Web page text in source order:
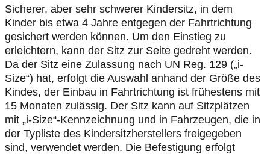
Sicherer, aber sehr schwerer Kindersitz, in dem
Kinder bis etwa 4 Jahre entgegen der Fahrtrichtung
gesichert werden können. Um den Einstieg zu
erleichtern, kann der Sitz zur Seite gedreht werden.
Da der Sitz eine Zulassung nach UN Reg. 129 („i-
Size“) hat, erfolgt die Auswahl anhand der Größe des
Kindes, der Einbau in Fahrtrichtung ist frühestens mit
15 Monaten zulässig. Der Sitz kann auf Sitzplätzen
mit „i-Size“-Kennzeichnung und in Fahrzeugen, die in
der Typliste des Kindersitzherstellers freigegeben
sind, verwendet werden. Die Befestigung erfolgt